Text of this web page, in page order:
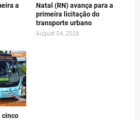
a
Natal (RN) avança para a
primeira licitação do
transporte urbano
August 04, 2026
cinco